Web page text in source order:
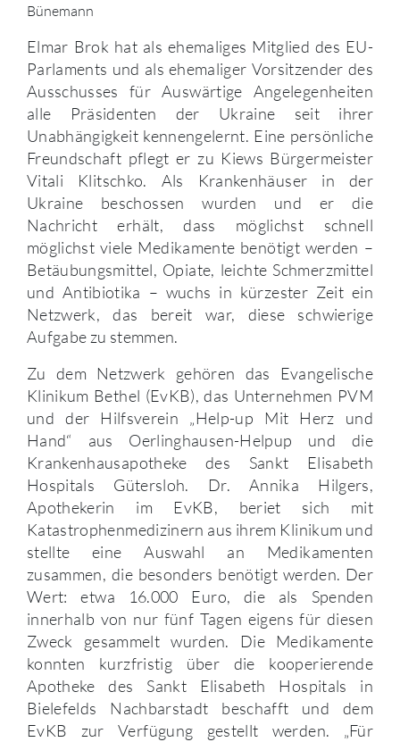
Bünemann
Elmar Brok hat als ehemaliges Mitglied des EU-
Parlaments und als ehemaliger Vorsitzender des
Ausschusses für Auswärtige Angelegenheiten
alle Präsidenten der Ukraine seit ihrer
Unabhängigkeit kennengelernt. Eine persönliche
Freundschaft pflegt er zu Kiews Bürgermeister
Vitali Klitschko. Als Krankenhäuser in der
Ukraine beschossen wurden und er die
Nachricht erhält, dass möglichst schnell
möglichst viele Medikamente benötigt werden –
Betäubungsmittel, Opiate, leichte Schmerzmittel
und Antibiotika – wuchs in kürzester Zeit ein
Netzwerk, das bereit war, diese schwierige
Aufgabe zu stemmen.
Zu dem Netzwerk gehören das Evangelische
Klinikum Bethel (EvKB), das Unternehmen PVM
und der Hilfsverein „Help-up Mit Herz und
Hand“ aus Oerlinghausen-Helpup und die
Krankenhausapotheke des Sankt Elisabeth
Hospitals Gütersloh. Dr. Annika Hilgers,
Apothekerin im EvKB, beriet sich mit
Katastrophenmedizinern aus ihrem Klinikum und
stellte eine Auswahl an Medikamenten
zusammen, die besonders benötigt werden. Der
Wert: etwa 16.000 Euro, die als Spenden
innerhalb von nur fünf Tagen eigens für diesen
Zweck gesammelt wurden. Die Medikamente
konnten kurzfristig über die kooperierende
Apotheke des Sankt Elisabeth Hospitals in
Bielefelds Nachbarstadt beschafft und dem
EvKB zur Verfügung gestellt werden. „Für